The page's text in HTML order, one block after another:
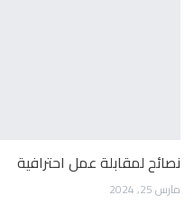
نصائح لمقابلة عمل احترافية
مارس 25, 2024